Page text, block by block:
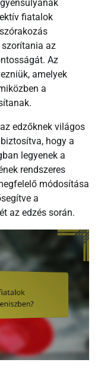
fiatalok
szorítania az
Az
amelyek
a
edzőknek világos
hogy a
legyenek a
rendszeres
módosítása
a
az edzés során.